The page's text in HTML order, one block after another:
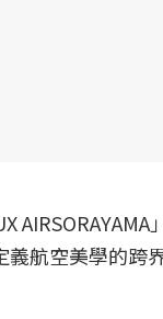
AIRSORAYAMA
義航空美學的跨